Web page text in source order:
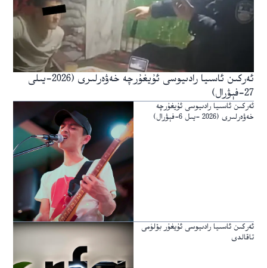
ئەركىن ئاسىيا رادىيوسى ئۇيغۇرچە خەۋەرلىرى (2026-يىلى
27-فېۋرال)
ئەركىن ئاسىيا رادىيوسى ئۇيغۇرچە
خەۋەرلىرى (2026 -يىل 6-فېۋرال)
ئەركىن ئاسىيا رادىيوسى ئۇيغۇر بۆلۈمى
تاقالدى